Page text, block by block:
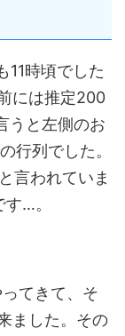
11時頃でした
には推定200
うと左側のお
行列でした。
言われていま
…。
てきて、そ
ました。その